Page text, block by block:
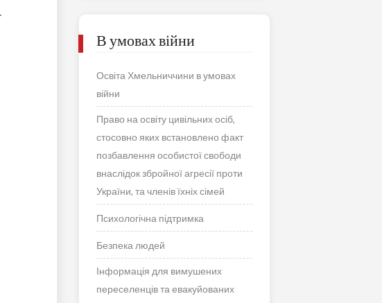
В умовах війни
Освіта Хмельниччини в умовах
війни
Право на освіту цивільних осіб,
стосовно яких встановлено факт
позбавлення особистої свободи
внаслідок збройної агресії проти
України, та членів їхніх сімей
Психологічна підтримка
Безпека людей
Інформація для вимушених
переселенців та евакуйованих